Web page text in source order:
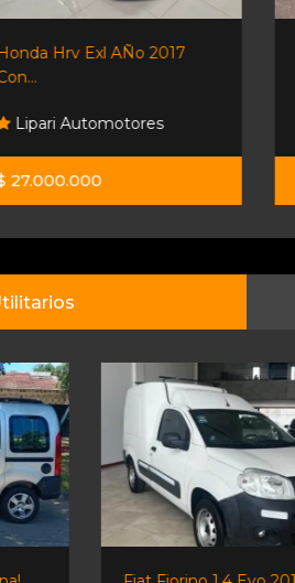
Hrv Exl AÑo 2017
Lipari Automotores
27.000.000